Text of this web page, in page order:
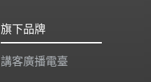
旗下品牌
講客廣播電臺